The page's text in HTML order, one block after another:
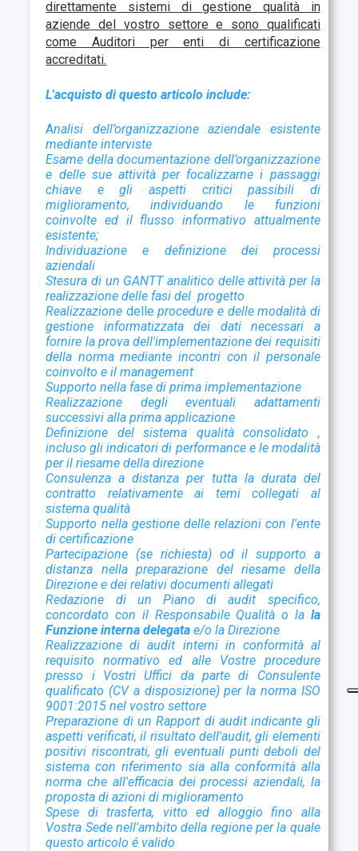
direttamente sistemi di gestione qualità in
aziende del vostro settore e sono qualificati
come Auditori per enti di certificazione
accreditati.
L'acquisto di questo articolo include:
Analisi dell’organizzazione aziendale esistente
mediante interviste
Esame della documentazione dell’organizzazione
e delle sue attività per focalizzarne i passaggi
chiave e gli aspetti critici passibili di
miglioramento, individuando le funzioni
coinvolte ed il flusso informativo attualmente
esistente;
Individuazione e definizione dei processi
aziendali
Stesura di un GANTT analitico delle attività per la
realizzazione delle fasi del progetto
Realizzazione delleprocedure e delle modalità di
gestione informatizzata dei dati necessari a
fornire la prova dell'implementazione dei requisiti
della norma mediante incontri con il personale
coinvolto e il management
Supporto nella fase di prima implementazione
Realizzazione degli eventuali adattamenti
successivi alla prima applicazione
Definizione del sistema qualità consolidato ,
incluso gli indicatori di performance e le modalità
per il riesame della direzione
Consulenza a distanza per tutta la durata del
contratto relativamente ai temi collegati al
sistema qualità
Supporto nella gestione delle relazioni con l'ente
di certificazione
Partecipazione (se richiesta) od il supporto a
distanza nella preparazione del riesame della
Direzione e dei relativi documenti allegati
Redazione di un Piano di audit specifico,
concordato con il Responsabile Qualità o la la
Funzione interna delegatae/o la Direzione
Realizzazione di audit interni in conformità al
requisito normativo ed alle Vostre procedure
presso i Vostri Uffici da parte di Consulente
qualificato (CV a disposizione) per la norma ISO
9001:2015 nel vostro settore
Preparazione di un Rapport di audit indicante gli
aspetti verificati, il risultato dell'audit, gli elementi
positivi riscontrati, gli eventuali punti deboli del
sistema conriferimento sia alla conformità alla
norma che all'efficacia dei processi aziendali, la
proposta di azioni di miglioramento
Spese di trasferta, vitto ed alloggio fino alla
Vostra Sede nell'ambito della regione per la quale
questo articolo é valido